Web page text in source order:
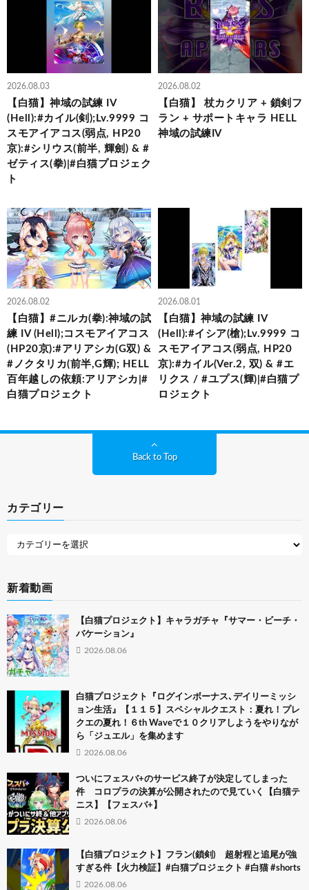
2026.08.03
【白猫】神域の試練 IV
(Hell):#カイル(剣);Lv.9999 コ
スモアイアコス(弱点, HP20
京):#シリウス(前半, 輝劍) & #
ゼティス(拳)|#白猫プロジェク
ト
2026.08.02
【白猫】 杖カクリア + 鎖剣フ
ラン + サポートキャラ HELL
神域の試練IV
2026.08.02
【白猫】#ニルカ(拳):神域の試
練 IV (Hell);コスモアイアコス
(HP20京):#アリアシカ(G双) &
#ノクタリカ(前半,G輝); HELL
百年越しの依頼:アリアシカ|#
白猫プロジェクト
2026.08.01
【白猫】神域の試練 IV
(Hell):#イシア(槍);Lv.9999 コ
スモアイアコス(弱点, HP20
京):#カイル(Ver.2, 双) & #エ
リクス / #ユプス(輝)|#白猫プ
ロジェクト
Back to Top
カテゴリー
新着動画
【白猫プロジェクト】キャラガチャ『サマー・ビーチ・
バケーション』
2026.08.06
白猫プロジェクト『ログインボーナス､デイリーミッシ
ョン生活』【１１５】スペシャルクエスト：夏れ！プレ
クエの夏れ！６th Waveで１０クリアしようをやりなが
ら「ジュエル」を集めます
2026.08.06
ついにフェスバ+のサービス終了が決定してしまった
件 コロプラの決算が公開されたので見ていく【白猫テ
ニス】【フェスバ+】
2026.08.06
【白猫プロジェクト】フラン(鎖剣) 超射程と追尾が強
すぎる件【火力検証】#白猫プロジェクト #白猫 #shorts
2026.08.06